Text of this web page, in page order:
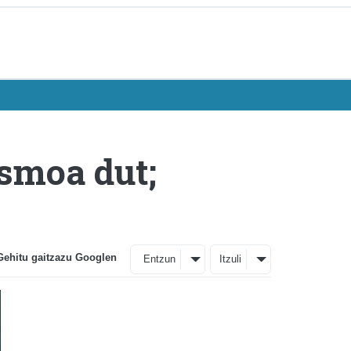
dut;
gaitzazu Googlen Entzun Itzuli